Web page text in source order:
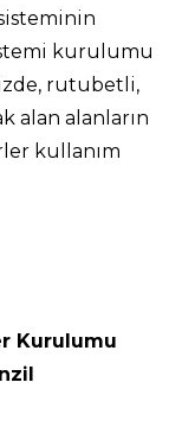
kurulumu
rutubetli,
alan alanların
kullanım
Kurulumu